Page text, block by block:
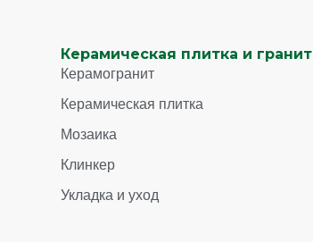
Керамическая плитка и гранит
Керамогранит
Керамическая плитка
Мозаика
Клинкер
Укладка и уход